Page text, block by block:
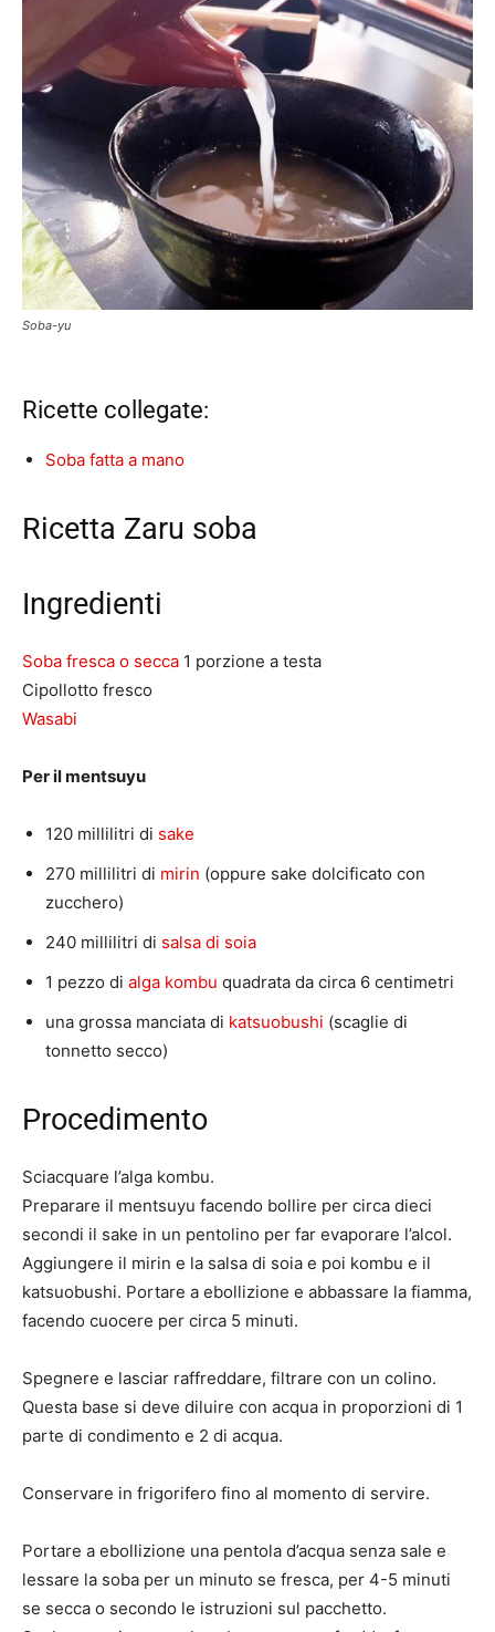
Soba-yu
Ricette collegate:
Soba fatta a mano
Ricetta Zaru soba
Ingredienti
Soba fresca o secca 1 porzione a testa
Cipollotto fresco
Wasabi
Per il mentsuyu
120 millilitri di sake
270 millilitri di mirin (oppure sake dolcificato con
zucchero)
240 millilitri di salsa di soia
1 pezzo di alga kombu quadrata da circa 6 centimetri
una grossa manciata di katsuobushi (scaglie di
tonnetto secco)
Procedimento
Sciacquare l’alga kombu.
Preparare il mentsuyu facendo bollire per circa dieci
secondi il sake in un pentolino per far evaporare l’alcol.
Aggiungere il mirin e la salsa di soia e poi kombu e il
katsuobushi. Portare a ebollizione e abbassare la fiamma,
facendo cuocere per circa 5 minuti.
Spegnere e lasciar raffreddare, filtrare con un colino.
Questa base si deve diluire con acqua in proporzioni di 1
parte di condimento e 2 di acqua.
Conservare in frigorifero fino al momento di servire.
Portare a ebollizione una pentola d’acqua senza sale e
lessare la soba per un minuto se fresca, per 4-5 minuti
se secca o secondo le istruzioni sul pacchetto.